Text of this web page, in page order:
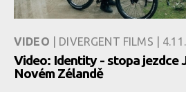
VIDEO | DIVERGENT FILMS |
Video: Identity - stopa jezdce
Novém Zélandě